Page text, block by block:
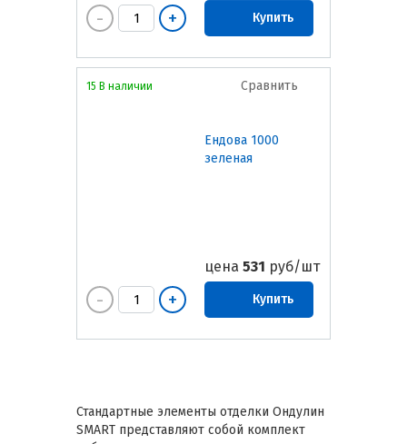
Купить
Сравнить
Ендова 1000
зеленая
цена 531 руб/шт
Купить
15 В наличии
Стандартные элементы отделки Ондулин
SMART представляют собой комплект